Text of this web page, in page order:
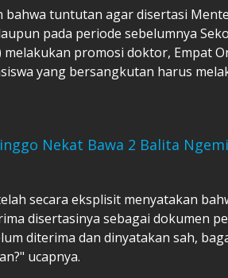
bahwa tuntutan agar disertasi
pada periode sebelumnya
melakukan promosi doktor, Empat
yang bersangkutan harus
Nekat Bawa 2 Balita
secara eksplisit menyatakan
disertasinya sebagai dokumen
diterima dan dinyatakan sah,
ucapnya.